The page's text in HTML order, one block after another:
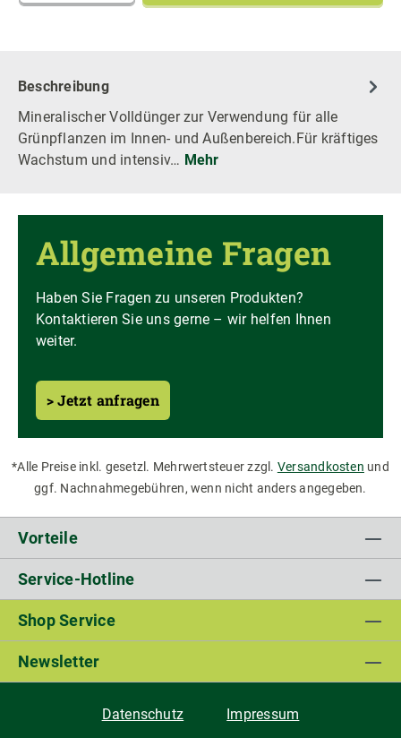
Beschreibung
Mineralischer Volldünger zur Verwendung für alle
Grünpflanzen im Innen- und Außenbereich.Für kräftiges
Wachstum und intensiv… Mehr
Allgemeine Fragen
Haben Sie Fragen zu unseren Produkten?
Kontaktieren Sie uns gerne – wir helfen Ihnen
weiter.
> Jetzt anfragen
*Alle Preise inkl. gesetzl. Mehrwertsteuer zzgl. Versandkosten und
ggf. Nachnahmegebühren, wenn nicht anders angegeben.
Vorteile
Service-Hotline
Shop Service
Newsletter
Datenschutz Impressum